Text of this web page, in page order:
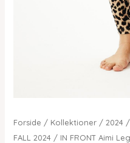
Forside / Kollektioner/ 2024 /
FALL 2024 / IN FRONT Aimi